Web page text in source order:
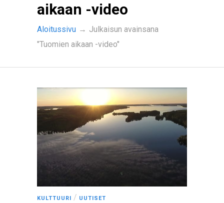
aikaan -video
Aloitussivu → Julkaisun avainsana
"Tuomien aikaan -video"
KULTTUURI / UUTISET